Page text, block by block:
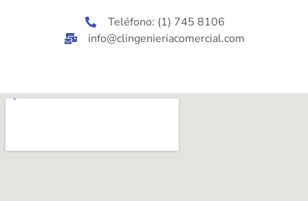
Teléfono: (1) 745 8106
info@clingenieriacomercial.com